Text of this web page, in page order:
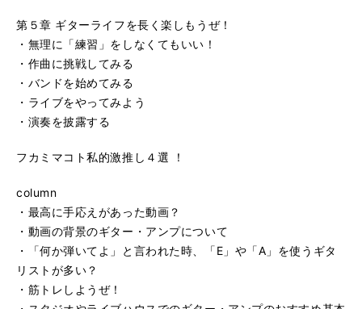
第５章 ギターライフを長く楽しもうぜ！
・無理に「練習」をしなくてもいい！
・作曲に挑戦してみる
・バンドを始めてみる
・ライブをやってみよう
・演奏を披露する
フカミマコト私的激推し４選 ！
column
・最高に手応えがあった動画？
・動画の背景のギター・アンプについて
・「何か弾いてよ」と言われた時、「E」や「A」を使うギタ
リストが多い？
・筋トレしようぜ！